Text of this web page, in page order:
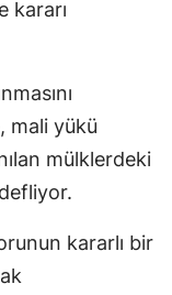
kararı
mali yükü
mülklerdeki
kararlı bir